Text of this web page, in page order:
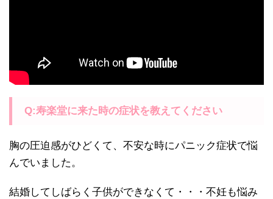
Q:寿楽堂に来た時の症状を教えてください
胸の圧迫感がひどくて、不安な時にパニック症状で悩
んでいました。
結婚してしばらく子供ができなくて・・・不妊も悩み